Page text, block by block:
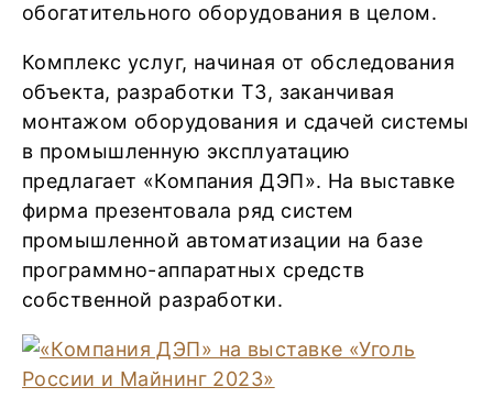
обогатительного оборудования в целом.
Комплекс услуг, начиная от обследования
объекта, разработки ТЗ, заканчивая
монтажом оборудования и сдачей системы
в промышленную эксплуатацию
предлагает «Компания ДЭП». На выставке
фирма презентовала ряд систем
промышленной автоматизации на базе
программно-аппаратных средств
собственной разработки.